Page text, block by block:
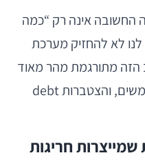
החשובה אינה רק “כמה
לא להחזיק מערכת
הזה מתורגמת מהר מאוד
לירידה בדירוגים, נטישת משתמשים, והצטברות debt
שמייצרות חריגות